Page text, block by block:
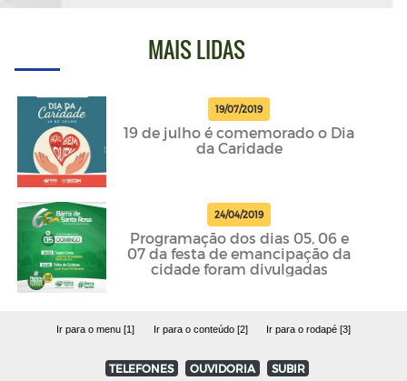
MAIS LIDAS
19/07/2019
19 de julho é comemorado o Dia
da Caridade
24/04/2019
Programação dos dias 05, 06 e
07 da festa de emancipação da
cidade foram divulgadas
Ir para o menu [1] Ir para o conteúdo [2] Ir para o rodapé [3]
TELEFONES OUVIDORIA SUBIR